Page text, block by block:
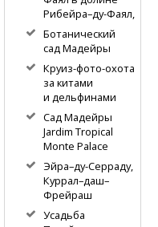
Рибейра–ду-Фаял,
Ботанический
сад Мадейры
Круиз-фото-охота
за китами
и дельфинами
Сад Мадейры
Jardim Tropical
Monte Palace
Эйра–ду-Серраду,
Куррал–даш–
Фрейраш
Усадьба